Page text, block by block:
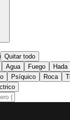
Quitar todo
Agua Fuego Hada
Psíquico Roca